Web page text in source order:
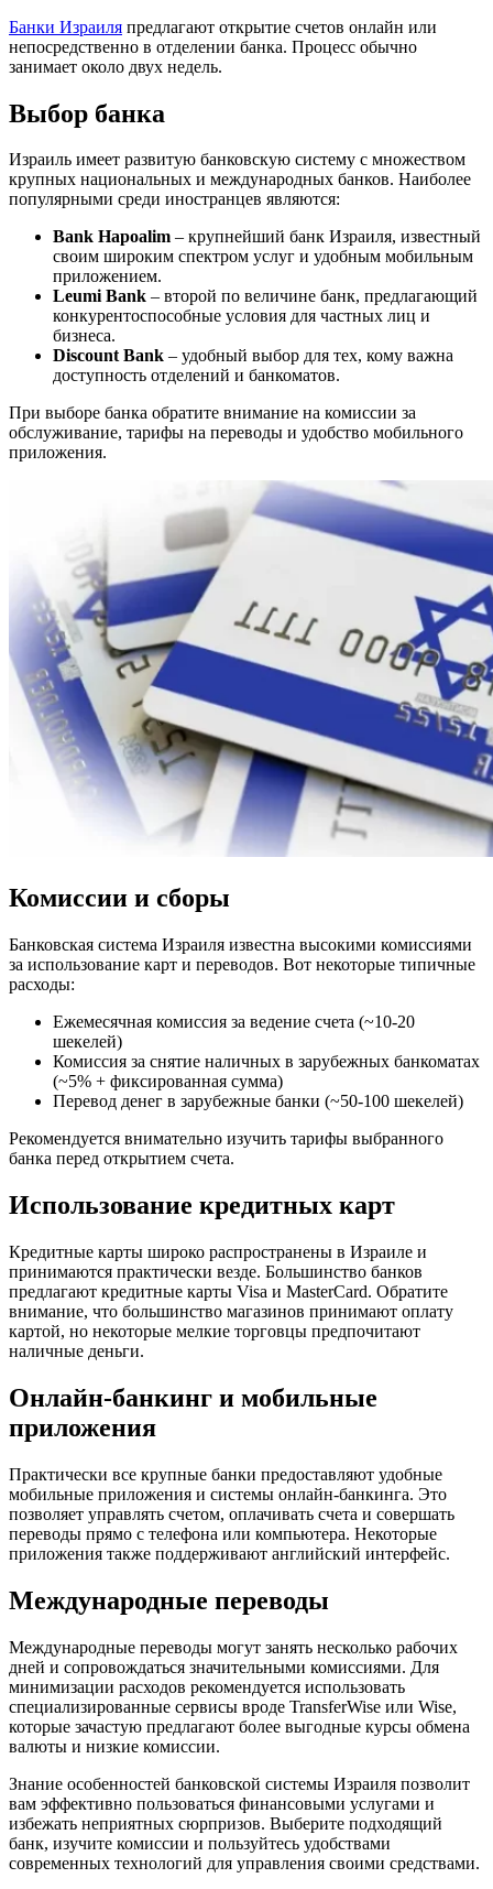
Банки Израиля предлагают открытие счетов онлайн или
непосредственно в отделении банка. Процесс обычно
занимает около двух недель.
Выбор банка
Израиль имеет развитую банковскую систему с множеством
крупных национальных и международных банков. Наиболее
популярными среди иностранцев являются:
Bank Hapoalim – крупнейший банк Израиля, известный
своим широким спектром услуг и удобным мобильным
приложением.
Leumi Bank – второй по величине банк, предлагающий
конкурентоспособные условия для частных лиц и
бизнеса.
Discount Bank – удобный выбор для тех, кому важна
доступность отделений и банкоматов.
При выборе банка обратите внимание на комиссии за
обслуживание, тарифы на переводы и удобство мобильного
приложения.
Комиссии и сборы
Банковская система Израиля известна высокими комиссиями
за использование карт и переводов. Вот некоторые типичные
расходы:
Ежемесячная комиссия за ведение счета (~10-20
шекелей)
Комиссия за снятие наличных в зарубежных банкоматах
(~5% + фиксированная сумма)
Перевод денег в зарубежные банки (~50-100 шекелей)
Рекомендуется внимательно изучить тарифы выбранного
банка перед открытием счета.
Использование кредитных карт
Кредитные карты широко распространены в Израиле и
принимаются практически везде. Большинство банков
предлагают кредитные карты Visa и MasterCard. Обратите
внимание, что большинство магазинов принимают оплату
картой, но некоторые мелкие торговцы предпочитают
наличные деньги.
Онлайн-банкинг и мобильные
приложения
Практически все крупные банки предоставляют удобные
мобильные приложения и системы онлайн-банкинга. Это
позволяет управлять счетом, оплачивать счета и совершать
переводы прямо с телефона или компьютера. Некоторые
приложения также поддерживают английский интерфейс.
Международные переводы
Международные переводы могут занять несколько рабочих
дней и сопровождаться значительными комиссиями. Для
минимизации расходов рекомендуется использовать
специализированные сервисы вроде TransferWise или Wise,
которые зачастую предлагают более выгодные курсы обмена
валюты и низкие комиссии.
Знание особенностей банковской системы Израиля позволит
вам эффективно пользоваться финансовыми услугами и
избежать неприятных сюрпризов. Выберите подходящий
банк, изучите комиссии и пользуйтесь удобствами
современных технологий для управления своими средствами.